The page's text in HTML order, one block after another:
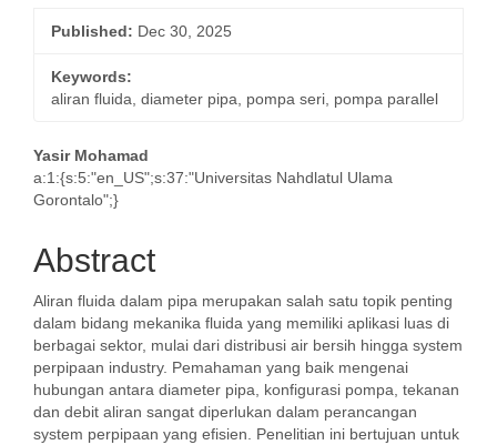
Published: Dec 30, 2025
Keywords:
aliran fluida, diameter pipa, pompa seri, pompa parallel
Main
Article
Yasir Mohamad
a:1:{s:5:"en_US";s:37:"Universitas Nahdlatul Ulama
Gorontalo";}
Abstract
Aliran fluida dalam pipa merupakan salah satu topik penting
dalam bidang mekanika fluida yang memiliki aplikasi luas di
berbagai sektor, mulai dari distribusi air bersih hingga system
perpipaan industry. Pemahaman yang baik mengenai
hubungan antara diameter pipa, konfigurasi pompa, tekanan
dan debit aliran sangat diperlukan dalam perancangan
system perpipaan yang efisien. Penelitian ini bertujuan untuk